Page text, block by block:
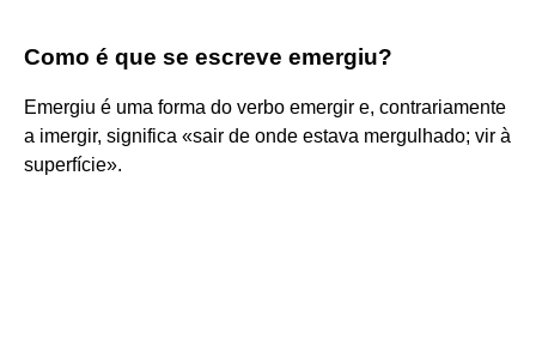
Como é que se escreve emergiu?
Emergiu é uma forma do verbo emergir e, contrariamente
a imergir, significa «sair de onde estava mergulhado; vir à
superfície».